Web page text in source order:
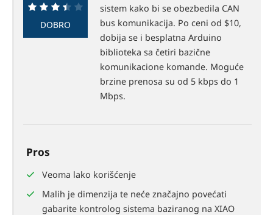
70%
DOBRO
sistem kako bi se obezbedila CAN
bus komunikacija. Po ceni od $10,
dobija se i besplatna Arduino
biblioteka sa četiri bazične
komunikacione komande. Moguće
brzine prenosa su od 5 kbps do 1
Mbps.
Pros
Veoma lako korišćenje
Malih je dimenzija te neće značajno povećati
gabarite kontrolog sistema baziranog na XIAO